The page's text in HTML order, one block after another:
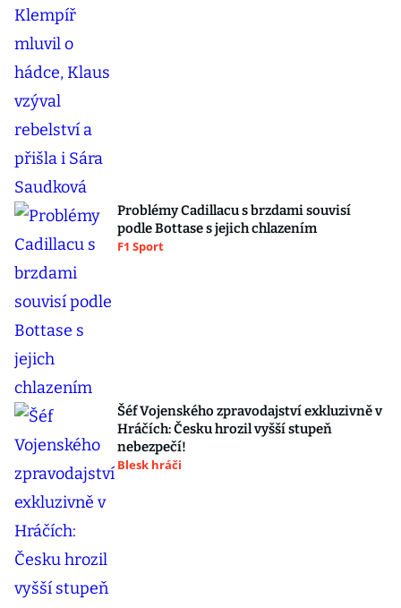
Problémy Cadillacu s brzdami souvisí
podle Bottase s jejich chlazením
F1 Sport
Šéf Vojenského zpravodajství exkluzivně v
Hráčích: Česku hrozil vyšší stupeň
nebezpečí!
Blesk hráči